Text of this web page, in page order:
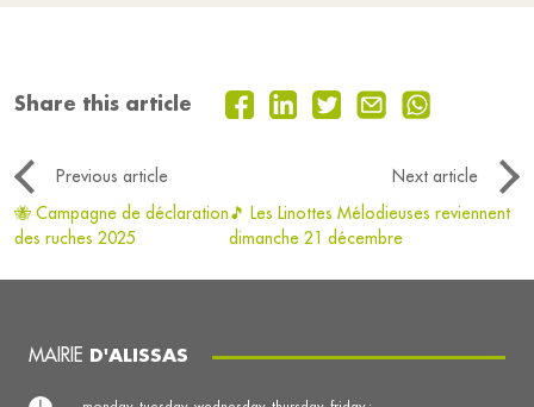
Share this article
Previous article
Next article
🐝 Campagne de déclaration
des ruches 2025
🎵 Les Linottes Mélodieuses reviennent
dimanche 21 décembre
MAIRIE D'ALISSAS